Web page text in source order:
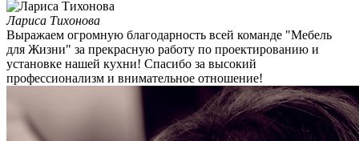
Лариса Тихонова
Выражаем огромную благодарность всей команде "Мебель
для Жизни" за прекрасную работу по проектированию и
установке нашей кухни! Спасибо за высокий
профессионализм и внимательное отношение!